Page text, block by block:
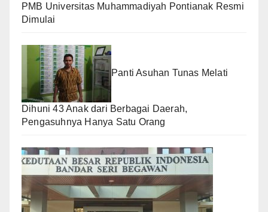
PMB Universitas Muhammadiyah Pontianak Resmi
Dimulai
Panti Asuhan Tunas Melati
Dihuni 43 Anak dari Berbagai Daerah,
Pengasuhnya Hanya Satu Orang